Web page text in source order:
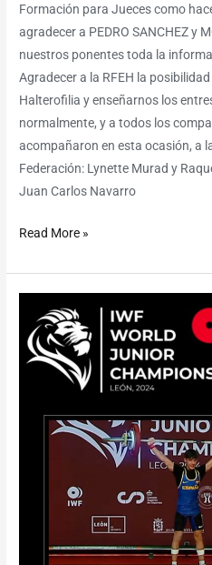
Formación para Jueces como
agradecer a PEDRO SANCHEZ y
nuestros ponentes toda la
Agradecer a la RFEH la
Halterofilia y enseñarnos los
normalmente, y a todos los
acompañaron en esta ocasión, a
Federación: Lynette Murad y
Juan Carlos Navarro
Read More »
Jose
Moreno
Junior